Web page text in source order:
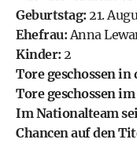
Geburtstag: 21.
Ehefrau:Anna
Kinder: 2
Tore geschossen in
Tore geschossen
Im Nationalteam
Chancen auf den